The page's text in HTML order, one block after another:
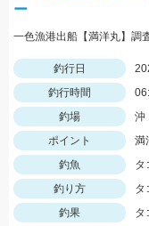
ー
釣行日
釣行時間
釣場
沖
ポイント
満
釣魚
タ
釣り方
タ
釣果
タ